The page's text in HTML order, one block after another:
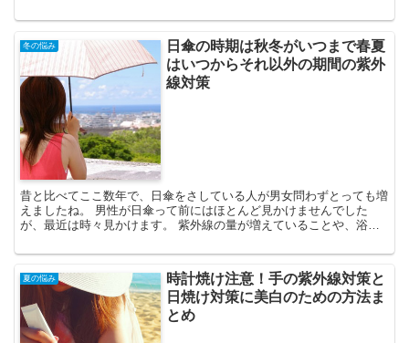
冬の悩み
日傘の時期は秋冬がいつまで春夏
はいつからそれ以外の期間の紫外
線対策
昔と比べてここ数年で、日傘をさしている人が男女問わずとっても増
えましたね。 男性が日傘って前にはほとんど見かけませんでした
が、最近は時々見かけます。 紫外線の量が増えていることや、浴び
夏の悩み
時計焼け注意！手の紫外線対策と
日焼け対策に美白のための方法ま
とめ